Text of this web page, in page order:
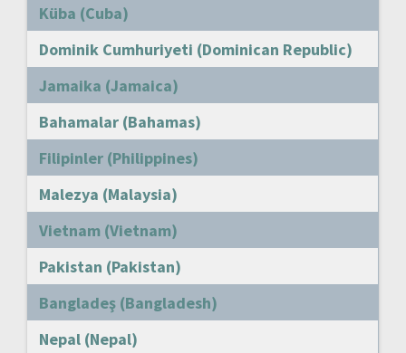
Küba (Cuba)
Dominik Cumhuriyeti (Dominican Republic)
Jamaika (Jamaica)
Bahamalar (Bahamas)
Filipinler (Philippines)
Malezya (Malaysia)
Vietnam (Vietnam)
Pakistan (Pakistan)
Bangladeş (Bangladesh)
Nepal (Nepal)